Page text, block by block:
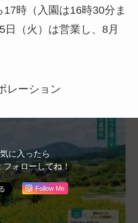
17時（入園は16時30分ま
（火）は営業し、8月
レーション
に入ったら
ォローしてね！
Follow Me